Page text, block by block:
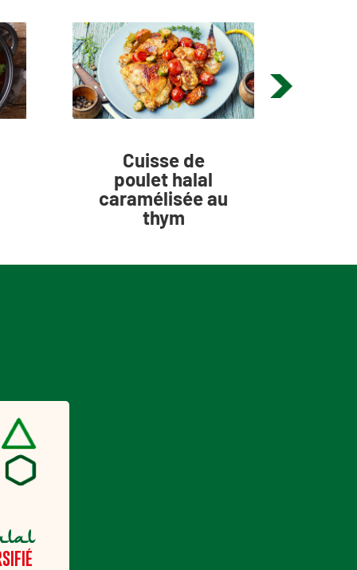
Cuisse de
poulet halal
caramélisée au
thym